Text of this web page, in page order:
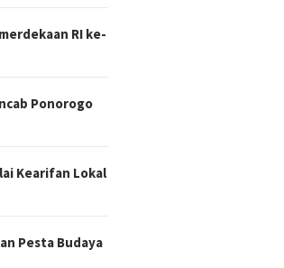
RI ke-
Ponorogo
Kearifan Lokal
Pesta Budaya